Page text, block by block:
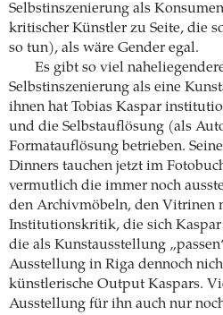
Selbstinszenierung als
kritischer Künstler zu Seite, die
so tun), als wäre Gender egal.
Es gibt so viel
Selbstinszenierung als eine
ihnen hat Tobias Kaspar
und die Selbstauflösung (als
Formatauflösung betrieben.
Dinners tauchen jetzt im
vermutlich die immer noch
den Archivmöbeln, den Vitrinen
Institutionskritik, die sich
die als Kunstausstellung
Ausstellung in Riga dennoch
künstlerische Output Kaspars.
Ausstellung für ihn auch nur